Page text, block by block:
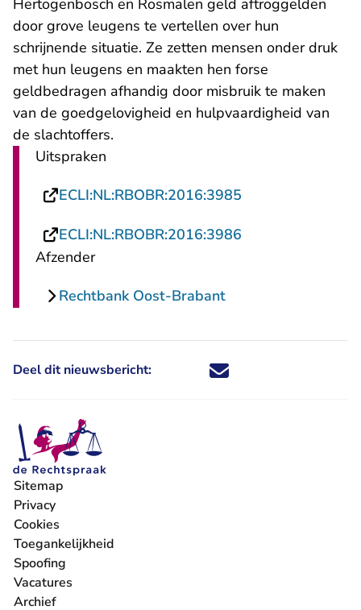
Hertogenbosch en Rosmalen geld aftroggelden
door grove leugens te vertellen over hun
schrijnende situatie. Ze zetten mensen onder druk
met hun leugens en maakten hen forse
geldbedragen afhandig door misbruik te maken
van de goedgelovigheid en hulpvaardigheid van
de slachtoffers.
Uitspraken
ECLI:NL:RBOBR:2016:3985
ECLI:NL:RBOBR:2016:3986
Afzender
Rechtbank Oost-Brabant
Deel dit nieuwsbericht: Deel dit nieuwsbericht via X -
Deel dit nieuwsbericht via
Deel dit nieuwsbericht
Deel dit
Sitemap
Privacy
Cookies
Toegankelijkheid
Spoofing
Vacatures
- U verlaat Rechtspraak.nl
Archief